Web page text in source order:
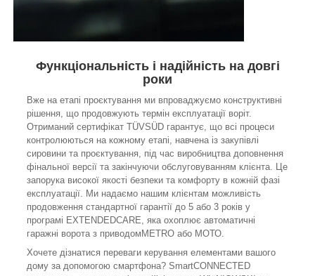
Функціональність і надійність на довгі
роки
Вже на етапі проєктування ми впроваджуємо конструктивні
рішення, що продовжують термін експлуатації воріт.
Отриманий сертифікат TÜVSÜD гарантує, що всі процеси
контролюються на кожному етапі, навчена із закупівлі
сировини та проєктування, під час виробництва доповнення
фінальної версії та закінчуючи обслуговуванням клієнта. Це
запорука високої якості безпеки та комфорту в кожній фазі
експлуатації. Ми надаємо нашим клієнтам можливість
продовження стандартної гарантії до 5 або 3 років у
програмі EXTENDEDCARE, яка охоплює автоматичні
гаражні ворота з приводомMETRO або МОТО.
Хочете дізнатися переваги керування елементами вашого
дому за допомогою смартфона? SmartCONNECTED